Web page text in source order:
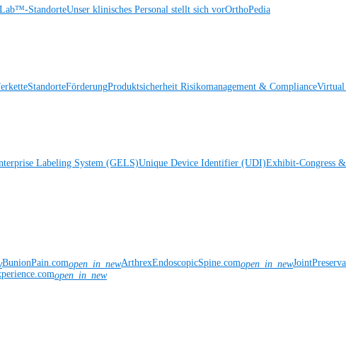
StandorteUnser klinisches Personal stellt sich vorOrthoPedia
StandorteFörderungProduktsicherheit Risikomanagement & ComplianceVirtual
Labeling System (GELS)Unique Device Identifier (UDI)Exhibit-Congress
BunionPain.comopen_in_newArthrexEndoscopicSpine.comopen_in_new
open_in_new